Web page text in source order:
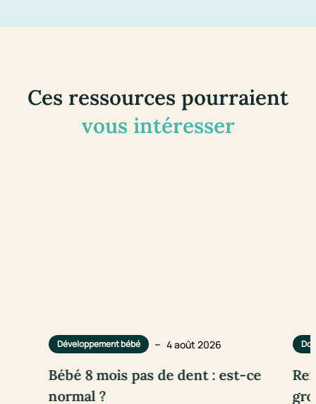
Ces ressources pourraient
vous intéresser
Développement bébé – 4 août 2026
Bébé 8 mois pas de dent : est-ce
normal ?